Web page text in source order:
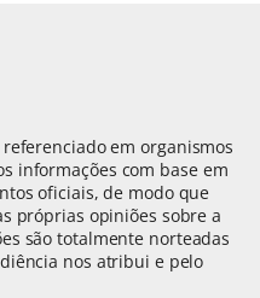
em organismos
informações com base em
oficiais, de modo que
próprias opiniões sobre a
são totalmente norteadas
nos atribui e pelo